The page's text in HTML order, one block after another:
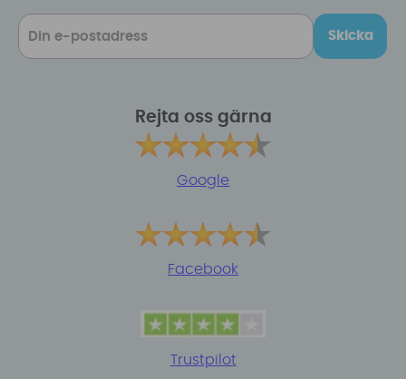
Skicka
Rejta oss gärna
Google
Facebook
Trustpilot